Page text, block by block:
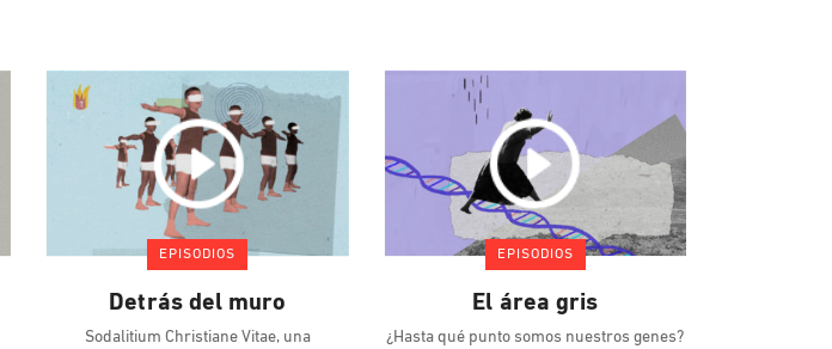
EPISODIOS
Detrás del muro
Sodalitium Christiane Vitae, una
EPISODIOS
El área gris
¿Hasta qué punto somos nuestros genes?